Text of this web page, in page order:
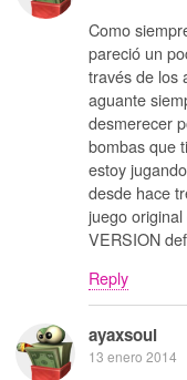
Como
pareció un
través de los
aguante
desmerecer
bombas que
estoy
desde hace
juego
VERSION
Reply
ayaxsoul
13 enero 2014